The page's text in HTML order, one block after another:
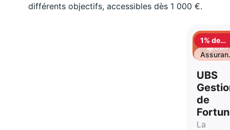
différents objectifs, accessibles dès 1 000 €.
1% de
UBS
de
La